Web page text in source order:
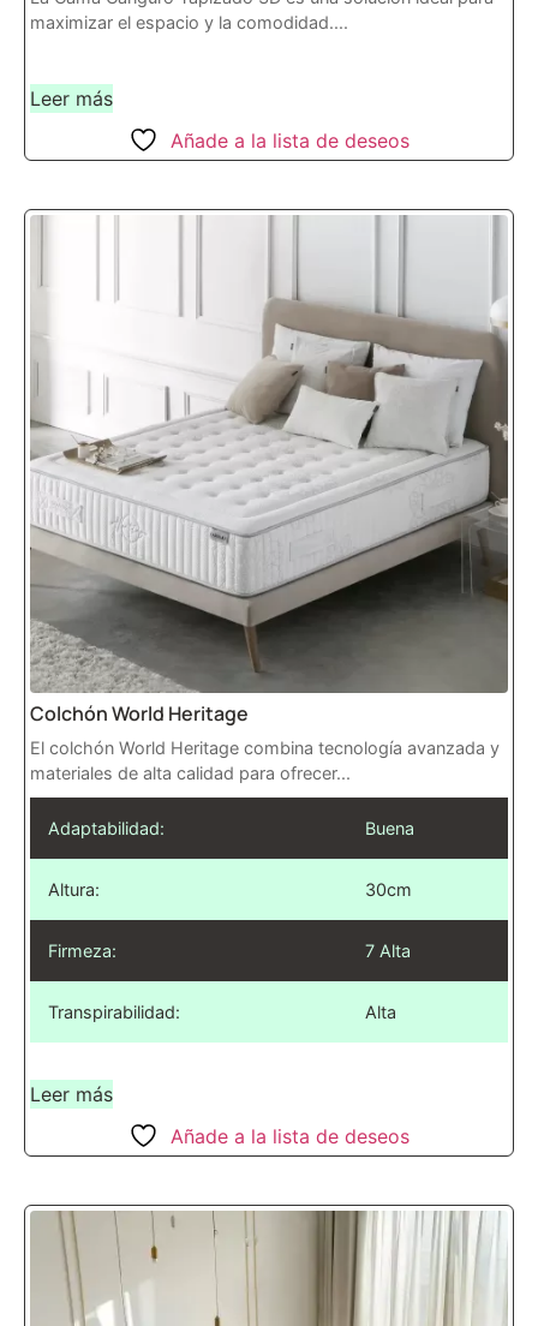
maximizar el espacio y la comodidad....
Leer más
Añade a la lista de deseos
Colchón World Heritage
El colchón World Heritage combina tecnología avanzada y
materiales de alta calidad para ofrecer...
Adaptabilidad: Buena
Altura: 30cm
Firmeza: 7 Alta
Transpirabilidad: Alta
Leer más
Añade a la lista de deseos